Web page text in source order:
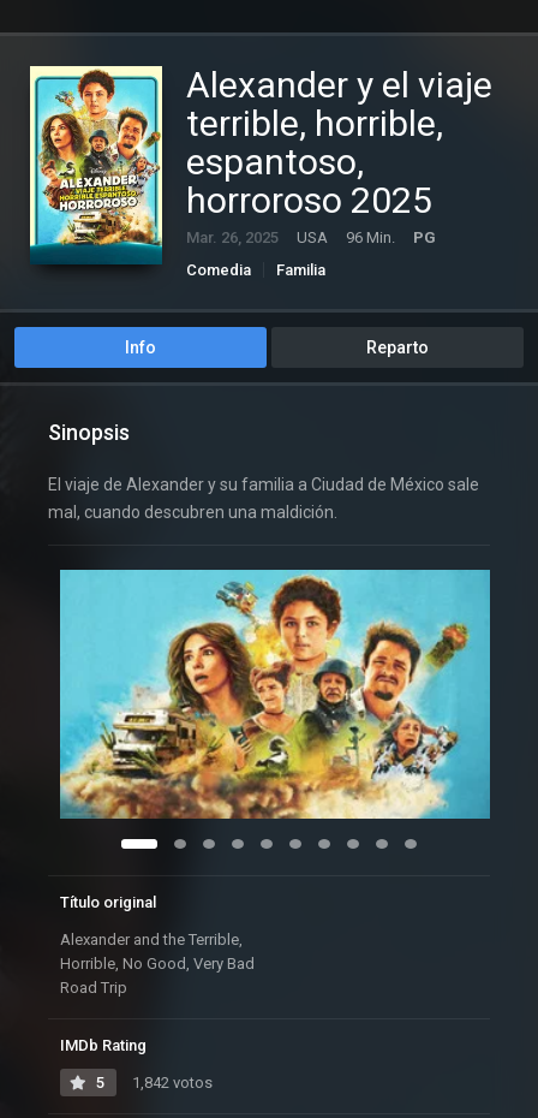
Alexander y el viaje
terrible, horrible,
espantoso,
horroroso 2025
Mar. 26, 2025 USA 96 Min.
PG
Comedia
Familia
Info Reparto
Sinopsis
El viaje de Alexander y su familia a Ciudad de México sale
mal, cuando descubren una maldición.
Título original
Alexander and the Terrible,
Horrible, No Good, Very Bad
Road Trip
IMDb Rating
5 1,842 votos